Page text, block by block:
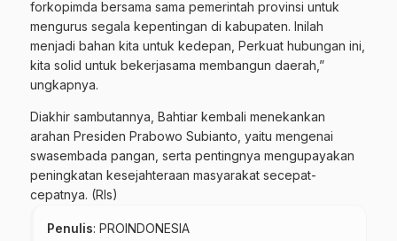
forkopimda bersama sama pemerintah provinsi untuk
mengurus segala kepentingan di kabupaten. Inilah
menjadi bahan kita untuk kedepan, Perkuat hubungan ini,
kita solid untuk bekerjasama membangun daerah,”
ungkapnya.
Diakhir sambutannya, Bahtiar kembali menekankan
arahan Presiden Prabowo Subianto, yaitu mengenai
swasembada pangan, serta pentingnya mengupayakan
peningkatan kesejahteraan masyarakat secepat-
cepatnya. (Rls)
Penulis: PROINDONESIA